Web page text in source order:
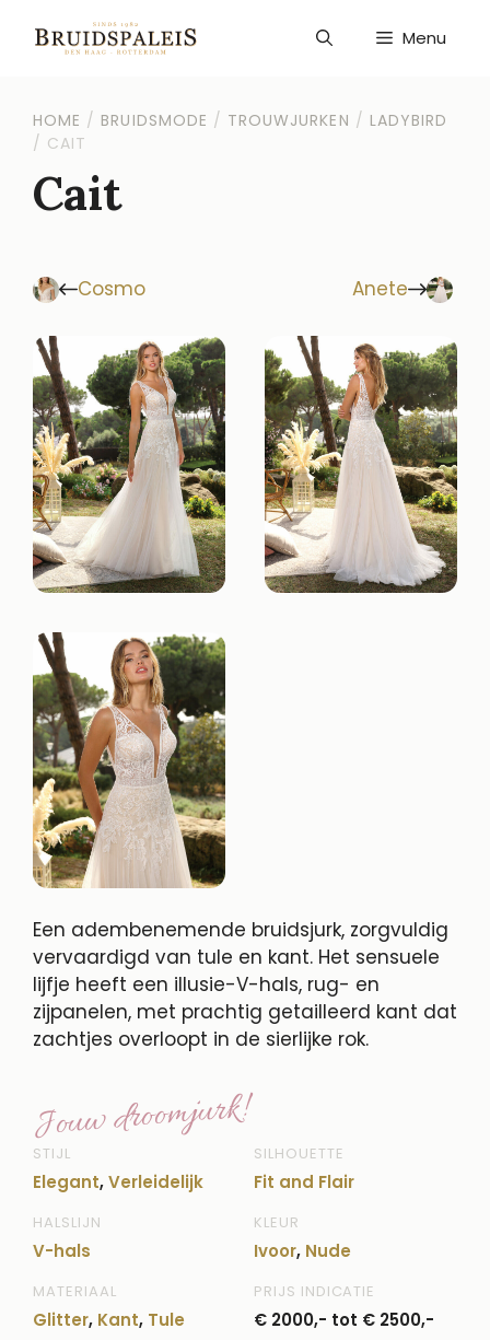
naar
Menu
HOME / BRUIDSMODE / TROUWJURKEN / LADYBIRD
/ CAIT
Cait
Cosmo Anete
Een adembenemende bruidsjurk, zorgvuldig
vervaardigd van tule en kant. Het sensuele
lijfje heeft een illusie-V-hals, rug- en
zijpanelen, met prachtig getailleerd kant dat
zachtjes overloopt in de sierlijke rok.
Jouw droomjurk!
STIJL
Elegant,Verleidelijk
SILHOUETTE
Fit and Flair
HALSLIJN
V-hals
KLEUR
Ivoor, Nude
MATERIAAL
Glitter, Kant, Tule
PRIJS INDICATIE
€ 2000,- tot € 2500,-